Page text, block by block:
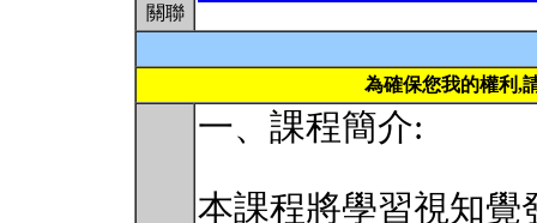
關聯
為確保您我的權利,
一、課程簡介:
本課程將學習視知覺